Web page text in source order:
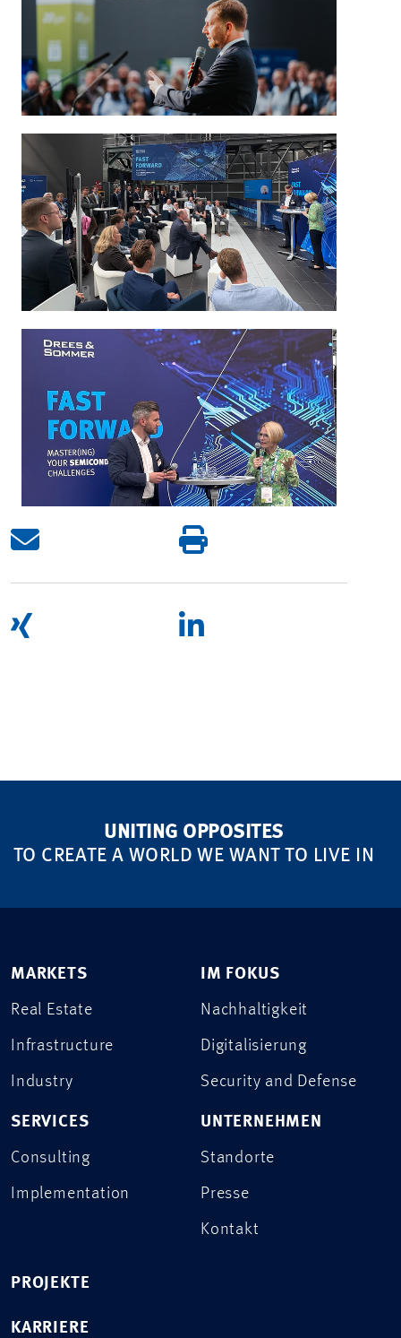
UNITING OPPOSITES
TO CREATE A WORLD WE WANT TO LIVE IN
MARKETS
Real Estate
Infrastructure
Industry
SERVICES
Consulting
Implementation
IM FOKUS
Nachhaltigkeit
Digitalisierung
Security and Defense
UNTERNEHMEN
Standorte
Presse
Kontakt
PROJEKTE
KARRIERE